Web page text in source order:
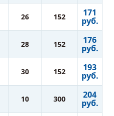
26 152 171
руб.
28 152 176
руб.
30 152 193
руб.
10 300 204
руб.